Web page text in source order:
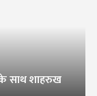
साथ शाहरुख